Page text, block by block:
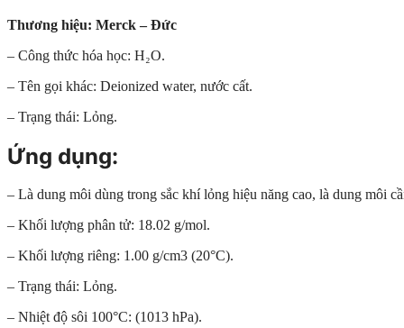
Thương hiệu: Merck – Đức
– Công thức hóa học: H₂O.
– Tên gọi khác: Deionized water, nước cất.
– Trạng thái: Lỏng.
Ứng dụng:
– Là dung môi dùng trong sắc khí lỏng hiệu năng cao, là dung môi
– Khối lượng phân tử: 18.02 g/mol.
– Khối lượng riêng: 1.00 g/cm3 (20°C).
– Trạng thái: Lỏng.
– Nhiệt độ sôi 100°C: (1013 hPa).